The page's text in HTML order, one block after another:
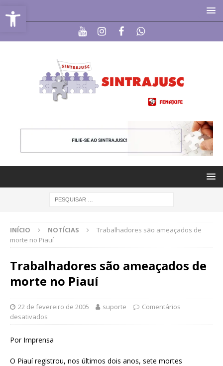
Abrir a barra de ferramentas
INÍCIO NOTÍCIAS
Trabalhadores são ameaçados de
morte no Piauí
Trabalhadores são ameaçados de
morte no Piauí
22 de fevereiro de 2005 suporte
Comentários
desativados
Por Imprensa
O Piauí registrou, nos últimos dois anos, sete mortes